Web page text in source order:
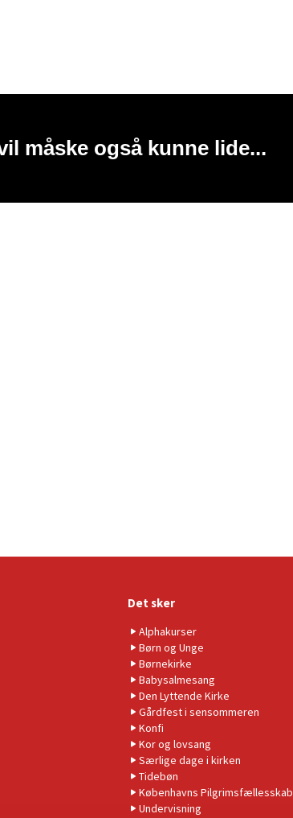
måske også kunne lide...
Det sker
Alphakurser
Børn og Unge
Børnekirke
Babysalmesang
Den Lyttende Kirke
Gårdfest i sensommeren
Konfi
Kor og lovsang
Særlige dage i kirken
Tidebøn
Københavns Pilgrimsfællesskab
Undervisning